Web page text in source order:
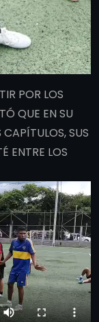
POR LOS
QUE EN SU
SUS
ENTRE LOS